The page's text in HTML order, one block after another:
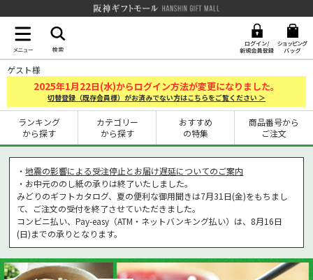
ゲスト様
2025年1月22日(水)からログイン方法が変更になりました。
切替登録（既存会員様）がお済みでない方はこちらをご覧ください ＞
ランキング
から探す
カテゴリー
から探す
おすすめ
の特集
商品番号から
ご注文
・地震の影響による受注停止とお届け遅延についてのご案内
・お中元ののし紙の承りは終了いたしました。
みどりのギフトカタログ、夏の便利な御用聞きは7月31日(金)をもちまし
て、ご注文の受付を終了させていただきました。
コンビニ払い、Pay-easy（ATM・ネットバンキング払い）は、8月16日
(日)までの承りとなります。